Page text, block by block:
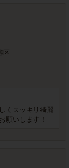
区
くスッキリ綺麗
願いします！